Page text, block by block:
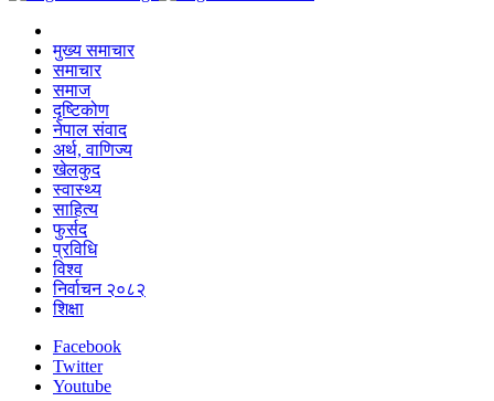
मुख्य समाचार
समाचार
समाज
दृष्टिकोण
नेपाल संवाद
अर्थ, वाणिज्य
खेलकुद
स्वास्थ्य
साहित्य
फुर्सद
प्रविधि
विश्व
निर्वाचन २०८२
शिक्षा
Facebook
Twitter
Youtube